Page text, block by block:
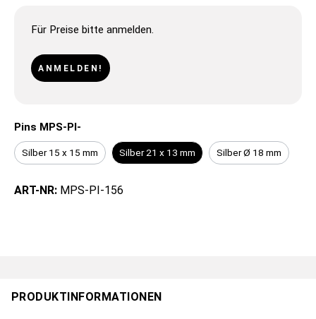
Für Preise bitte anmelden.
ANMELDEN!
Pins MPS-PI-
Silber 15 x 15 mm Silber 21 x 13 mm Silber Ø 18 mm
ART-NR: MPS-PI-156
PRODUKTINFORMATIONEN